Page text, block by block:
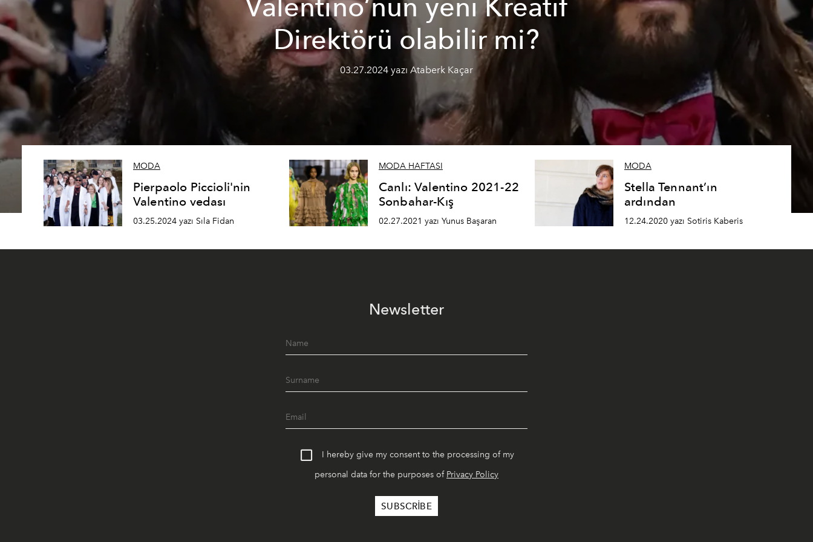
Valentino’nun yeni Kreatif
Direktörü olabilir mi?
03.27.2024 yazı Ataberk Kaçar
MODA
Pierpaolo Piccioli'nin
Valentino vedası
03.25.2024 yazı Sıla Fidan
MODA HAFTASI
Canlı: Valentino 2021-22
Sonbahar-Kış
02.27.2021 yazı Yunus Başaran
MODA
Stella Tennant’ın
ardından
12.24.2020 yazı Sotiris Kaberis
Newsletter
I hereby give my consent to the processing of my
personal data for the purposes of Privacy Policy